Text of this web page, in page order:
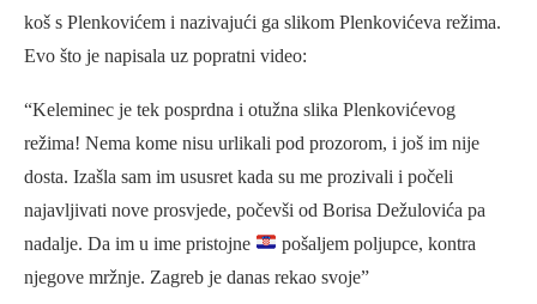
koš s Plenkovićem i nazivajući ga slikom Plenkovićeva režima.
Evo što je napisala uz popratni video:
“Keleminec je tek posprdna i otužna slika Plenkovićevog
režima! Nema kome nisu urlikali pod prozorom, i još im nije
dosta. Izašla sam im ususret kada su me prozivali i počeli
najavljivati nove prosvjede, počevši od Borisa Dežulovića pa
nadalje. Da im u ime pristojne
pošaljem poljupce, kontra
njegove mržnje. Zagreb je danas rekao svoje”